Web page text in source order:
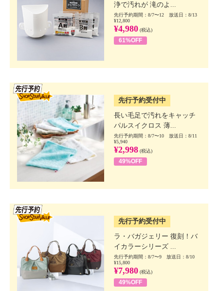
浄で汚れが 滝のよ...
先行予約期間：8/7〜12 放送日：8/13
¥12,800
¥4,980 (税込)
61%OFF
先行予約受付中
長い毛足で汚れをキャッチ
パルスイクロス 薄...
先行予約期間：8/7〜10 放送日：8/11
¥5,940
¥2,998 (税込)
49%OFF
先行予約受付中
ラ・バガジェリー 復刻！バ
イカラーシリーズ ...
先行予約期間：8/7〜9 放送日：8/10
¥15,800
¥7,980 (税込)
49%OFF